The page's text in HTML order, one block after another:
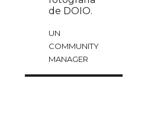
de DOIO.
UN
COMMUNITY
MANAGER